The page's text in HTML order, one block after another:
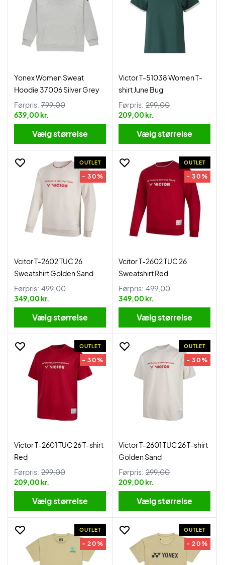
Yonex Women Sweat
Hoodie 37006 Silver Grey
Førpris: 799,00
639,00 kr.
Vælg størrelse
Victor T-51038 Women T-
shirt June Bug
Førpris: 299,00
209,00 kr.
Vælg størrelse
OUTLET
- 30%
Vcitor T-2602 TUC 26
Sweatshirt Golden Sand
Førpris: 499,00
349,00 kr.
Vælg størrelse
OUTLET
- 30%
Vcitor T-2602 TUC 26
Sweatshirt Red
Førpris: 499,00
349,00 kr.
Vælg størrelse
OUTLET
- 30%
Victor T-2601 TUC 26 T-shirt
Red
Førpris: 299,00
209,00 kr.
Vælg størrelse
OUTLET
- 30%
Victor T-2601 TUC 26 T-shirt
Golden Sand
Førpris: 299,00
209,00 kr.
Vælg størrelse
OUTLET
- 20%
OUTLET
- 20%